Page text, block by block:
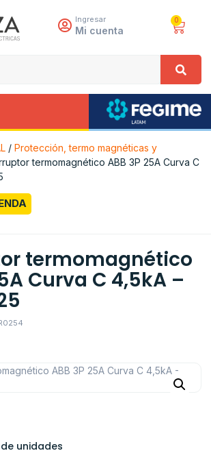
Ingresar
Mi cuenta
0
/ Protección, termo magnéticas y
termomagnético ABB 3P 25A Curva C
termomagnético
Curva C 4,5kA –
unidades